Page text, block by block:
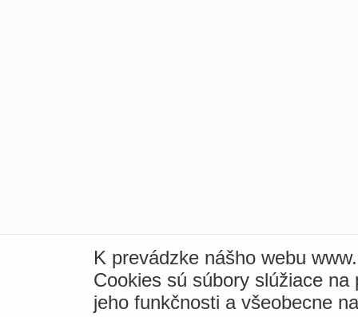
K prevádzke nášho webu
Cookies sú súbory slúžiace
jeho funkčnosti a všeobecne